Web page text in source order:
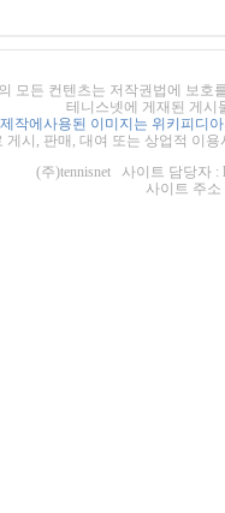
모든 컨텐츠는 저작권법에 보
테니스넷에 게재된 게시
작에사용된 이미지는 위키피디
게시, 판매, 대여 또는 상업적 이
(주)tennisnet 사이트 담당자 :
사이트 주